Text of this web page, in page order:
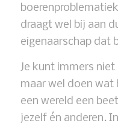
draagt wel bij aan
eigenaarschap dat
Je kunt immers niet
maar wel doen wat
een wereld een
jezelf én anderen.